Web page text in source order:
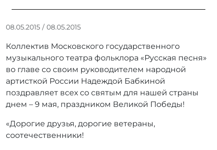
08.05.2015 / 08.05.2015
т
о
р
:
r
_
d
m
Коллектив Московского государственного
музыкального театра фольклора «Русская песня»
во главе со своим руководителем народной
артисткой России Надеждой Бабкиной
поздравляет всех со святым для нашей страны
днем – 9 мая, праздником Великой Победы!
«Дорогие друзья, дорогие ветераны,
соотечественники!